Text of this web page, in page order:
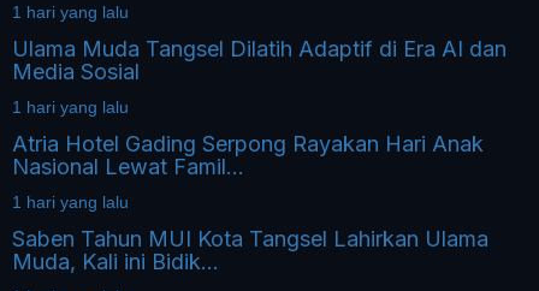
1 hari yang lalu
Ulama Muda Tangsel Dilatih Adaptif di Era AI dan
Media Sosial
1 hari yang lalu
Atria Hotel Gading Serpong Rayakan Hari Anak
Nasional Lewat Famil...
1 hari yang lalu
Saben Tahun MUI Kota Tangsel Lahirkan Ulama
Muda, Kali ini Bidik...